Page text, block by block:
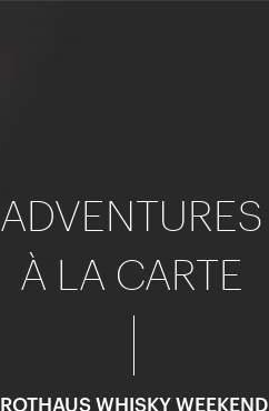
ADVENTURES
À LA CARTE
ROTHAUS WHISKY WEEKEND